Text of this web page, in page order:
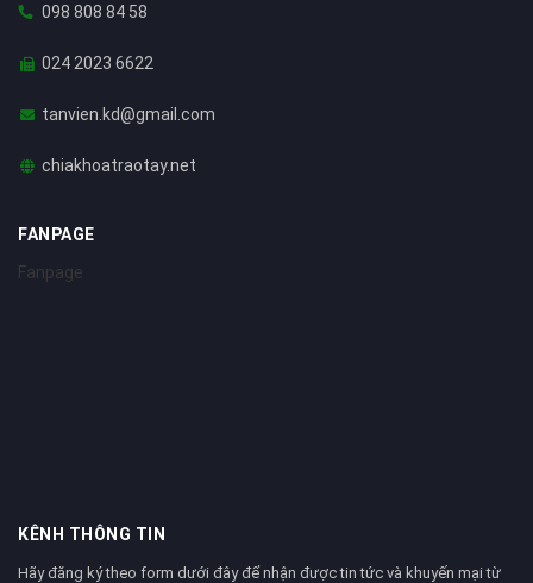
098 808 84 58
024 2023 6622
tanvien.kd@gmail.com
chiakhoatraotay.net
FANPAGE
Fanpage
KÊNH THÔNG TIN
Hãy đăng ký theo form dưới đây để nhận được tin tức và khuyến mại từ